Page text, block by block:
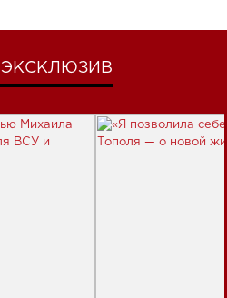
ЭКСКЛЮЗИВ